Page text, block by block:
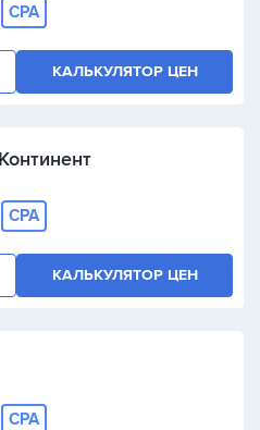
CPA
КАЛЬКУЛЯТОР ЦЕН
CPA
КАЛЬКУЛЯТОР ЦЕН
CPA